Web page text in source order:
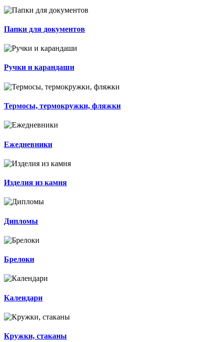
Папки для документов
Ручки и карандаши
Термосы, термокружки, фляжки
Ежедневники
Изделия из камня
Дипломы
Брелоки
Календари
Кружки, стаканы